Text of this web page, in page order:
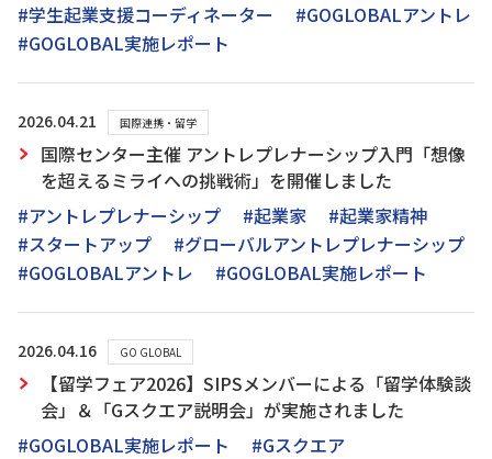
#学生起業支援コーディネーター
#GOGLOBALアントレ
#GOGLOBAL実施レポート
2026.04.21 国際連携・留学
国際センター主催 アントレプレナーシップ入門「想像
を超えるミライへの挑戦術」を開催しました
#アントレプレナーシップ
#起業家
#起業家精神
#スタートアップ
#グローバルアントレプレナーシップ
#GOGLOBALアントレ
#GOGLOBAL実施レポート
2026.04.16 GO GLOBAL
【留学フェア2026】SIPSメンバーによる「留学体験談
会」＆「Gスクエア説明会」が実施されました
#GOGLOBAL実施レポート
#Gスクエア